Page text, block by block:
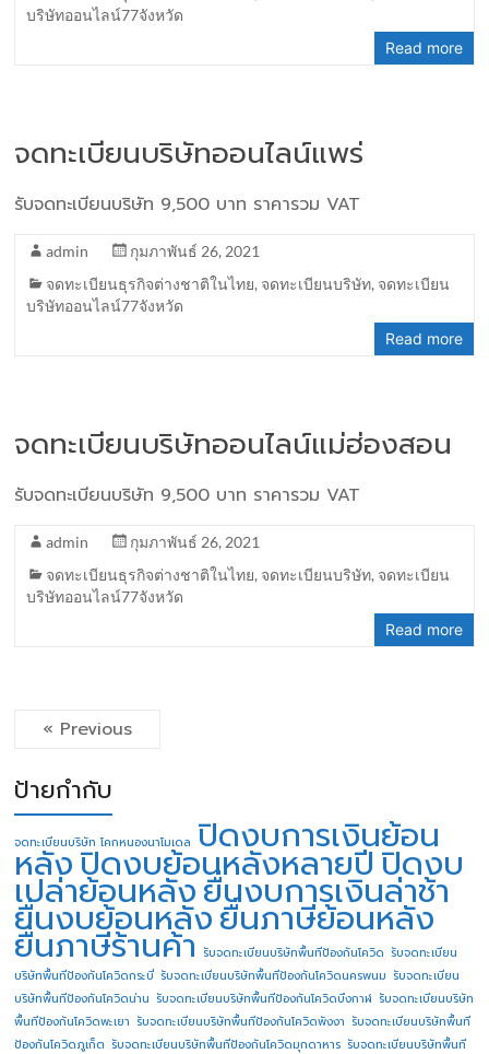
บริษัทออนไลน์77จังหวัด
Read more
จดทะเบียนบริษัทออนไลน์แพร่
รับจดทะเบียนบริษัท 9,500 บาท ราคารวม VAT
admin
กุมภาพันธ์ 26, 2021
จดทะเบียนธุรกิจต่างชาติในไทย, จดทะเบียนบริษัท, จดทะเบียน
บริษัทออนไลน์77จังหวัด
Read more
จดทะเบียนบริษัทออนไลน์แม่ฮ่องสอน
รับจดทะเบียนบริษัท 9,500 บาท ราคารวม VAT
admin
กุมภาพันธ์ 26, 2021
จดทะเบียนธุรกิจต่างชาติในไทย, จดทะเบียนบริษัท, จดทะเบียน
บริษัทออนไลน์77จังหวัด
Read more
« Previous
ป้ายกำกับ
จดทะเบียนบริษัท โคกหนองนาโมเดล ปิดงบการเงินย้อน
หลังปิดงบย้อนหลังหลายปี ปิดงบ
เปล่าย้อนหลังยื่นงบการเงินล่าช้า
ยื่นงบย้อนหลังยื่นภาษีย้อนหลัง
ยื่นภาษีร้านค้า รับจดทะเบียนบริษัทพื้นทีป้องกันโควิด รับจดทะเบียน
บริษัทพื้นทีป้องกันโควิดกระบี่ รับจดทะเบียนบริษัทพื้นทีป้องกันโควิดนครพนม รับจดทะเบียน
บริษัทพื้นทีป้องกันโควิดน่าน รับจดทะเบียนบริษัทพื้นทีป้องกันโควิดบึงกาฬ รับจดทะเบียนบริษัท
พื้นทีป้องกันโควิดพะเยา รับจดทะเบียนบริษัทพื้นทีป้องกันโควิดพังงา รับจดทะเบียนบริษัทพื้นที
ป้องกันโควิดภูเก็ต รับจดทะเบียนบริษัทพื้นทีป้องกันโควิดมุกดาหาร รับจดทะเบียนบริษัทพื้นที